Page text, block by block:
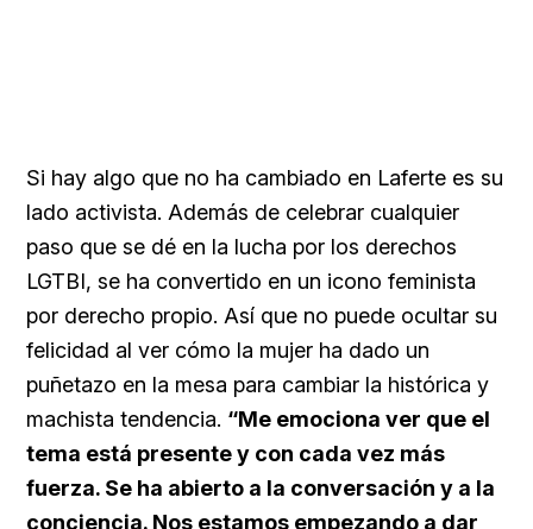
Si hay algo que no ha cambiado en Laferte es su
lado activista. Además de celebrar cualquier
paso que se dé en la lucha por los derechos
LGTBI, se ha convertido en un icono feminista
por derecho propio. Así que no puede ocultar su
felicidad al ver cómo la mujer ha dado un
puñetazo en la mesa para cambiar la histórica y
machista tendencia. “Me emociona ver que el
tema está presente y con cada vez más
fuerza. Se ha abierto a la conversación y a la
conciencia. Nos estamos empezando a dar